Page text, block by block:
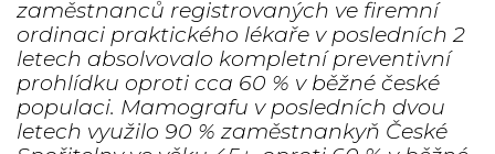
zaměstnanců registrovaných ve firemní
ordinaci praktického lékaře v posledních 2
letech absolvovalo kompletní preventivní
prohlídku oproti cca 60 % v běžné české
populaci. Mamografu v posledních dvou
letech využilo 90 % zaměstnankyň České